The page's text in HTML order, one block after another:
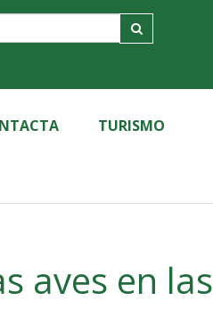
TURISMO
aves en las